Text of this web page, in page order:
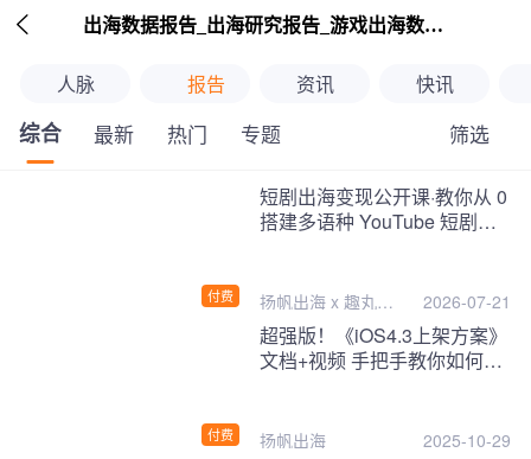
 出海数据报告_出海研究报告_游戏出海数据报告_海外趋势分析-扬帆出海
人脉 报告 资讯 快讯
综合 最新 热门 专题 筛选
继续下拉刷新
付费
短剧出海变现公开课·教你从 0
搭建多语种 YouTube 短剧频
扬帆出海 x 趣丸千 2026-07-21
付费
超强版！《iOS4.3上架方案》
文档+视频 手把手教你如何一
扬帆出海 2025-10-29